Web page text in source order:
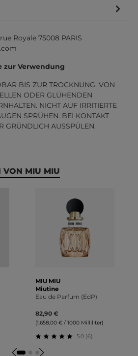
Royale 75008 PARIS
zur Verwendung
BIS ZUR TROCKNUNG. VON
ODER GLÜHENDEN
NICHT AUF IRRITIERTE
SPRÜHEN. BEI KONTAKT
GRÜNDLICH AUSSPÜLEN.
VON MIU MIU
von 5 von 5 Sternen
MIU MIU
Miutine
Eau de Parfum (EdP)
82,90 €
(1.658,00 € / 1000 Milliliter)
Durchschnittliche
5.0 (6)